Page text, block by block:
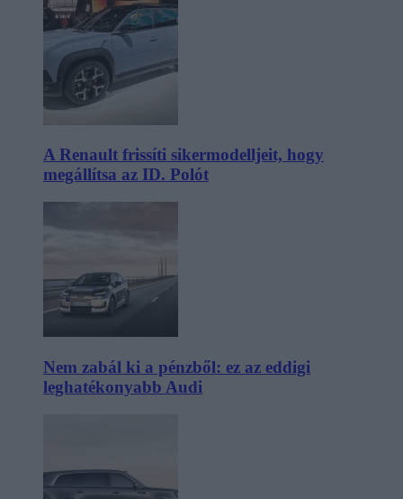
A Renault frissíti sikermodelljeit, hogy
megállítsa az ID. Polót
Nem zabál ki a pénzből: ez az eddigi
leghatékonyabb Audi